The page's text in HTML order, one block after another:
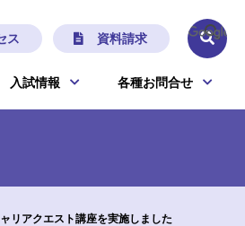
ス 資料請求
入試情報 各種お問合せ
リアクエスト講座を実施しました